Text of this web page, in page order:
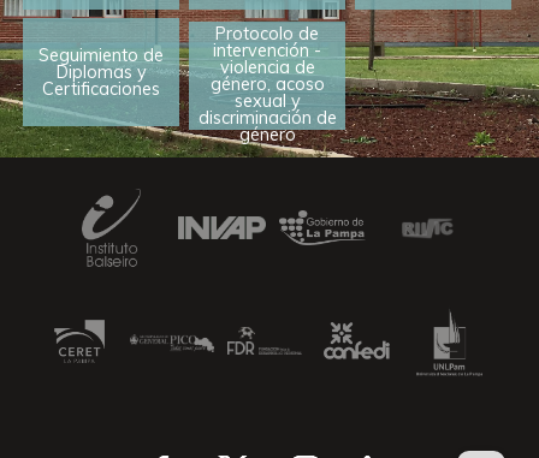
Seguimiento de
Diplomas y
Certificaciones
Protocolo de
intervención -
violencia de
género, acoso
sexual y
discriminación de
género